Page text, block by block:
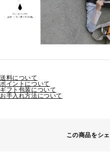
送料について
ポイントについて
ギフト包装について
お手入れ方法について
この商品をシ